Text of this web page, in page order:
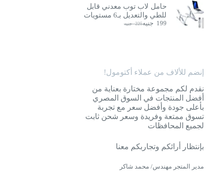
هو:
جنيه.
هو:
جنيه.
حامل لاب توب معدني قابل
للطي والتعديل بـ6 مستويات
225 جنيهالسعر
199 جنيهالسعر
إنضم للألاف من عملاء أكتومول!
نقدم لكم مجموعة مختارة بعناية من
أفضل المنتجات في السوق المصري
بأعلى جودة وأفضل سعر مع تجربة
تسوق ممتعة وفريدة وسعر شحن ثابت
لجميع المحافظات
بإنتظار أرائكم وتجاربكم معنا
مدير المتجر مهندس/ محمد شاكر